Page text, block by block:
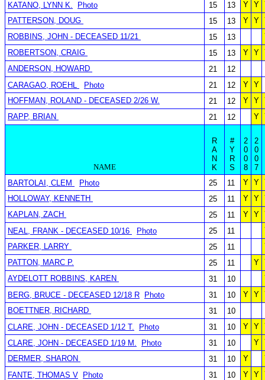
KATANO, LYNN K.
Photo 15 13 Y Y
PATTERSON, DOUG
15 13 Y Y
ROBBINS, JOHN - DECEASED 11/21
15 13
ROBERTSON, CRAIG
15 13 Y Y
ANDERSON, HOWARD
21
12
CARAGAO, ROEHL
Photo 21 12 Y Y
HOFFMAN, ROLAND - DECEASED 2/26 W.
21 12 Y Y
RAPP, BRIAN
21 12 Y
NAME
R
A
N
K
#
Y
R
S
2
0
0
8
2
0
0
7
BARTOLAI, CLEM
Photo 25 11 Y Y
HOLLOWAY, KENNETH
25 11 Y Y
KAPLAN, ZACH
25 11 Y Y
NEAL, FRANK - DECEASED 10/16
Photo 25 11
PARKER, LARRY
25 11
PATTON, MARC P.
25 11 Y
AYDELOTT ROBBINS, KAREN
31 10
BERG, BRUCE - DECEASED 12/18 R
Photo 31 10 Y Y
BOETTNER, RICHARD
31
10
CLARE, JOHN - DECEASED 1/12 T.
Photo 31 10 Y Y
CLARE, JOHN - DECEASED 1/19 M.
Photo 31 10 Y
DERMER, SHARON
31 10 Y
FANTE, THOMAS V
Photo 31 10 Y Y